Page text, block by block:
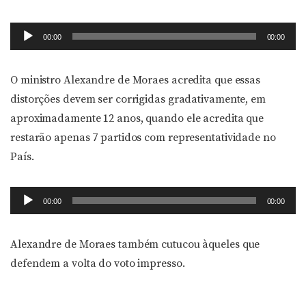
Tocador
de
00:00 00:00
O ministro Alexandre de Moraes acredita que essas
distorções devem ser corrigidas gradativamente, em
aproximadamente 12 anos, quando ele acredita que
restarão apenas 7 partidos com representatividade no
País.
Tocador
de
00:00 00:00
Alexandre de Moraes também cutucou àqueles que
defendem a volta do voto impresso.